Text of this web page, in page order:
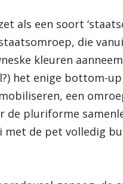
als een soort
die
kleuren
het enige bottom-
een
de pluriforme
met de pet volledig